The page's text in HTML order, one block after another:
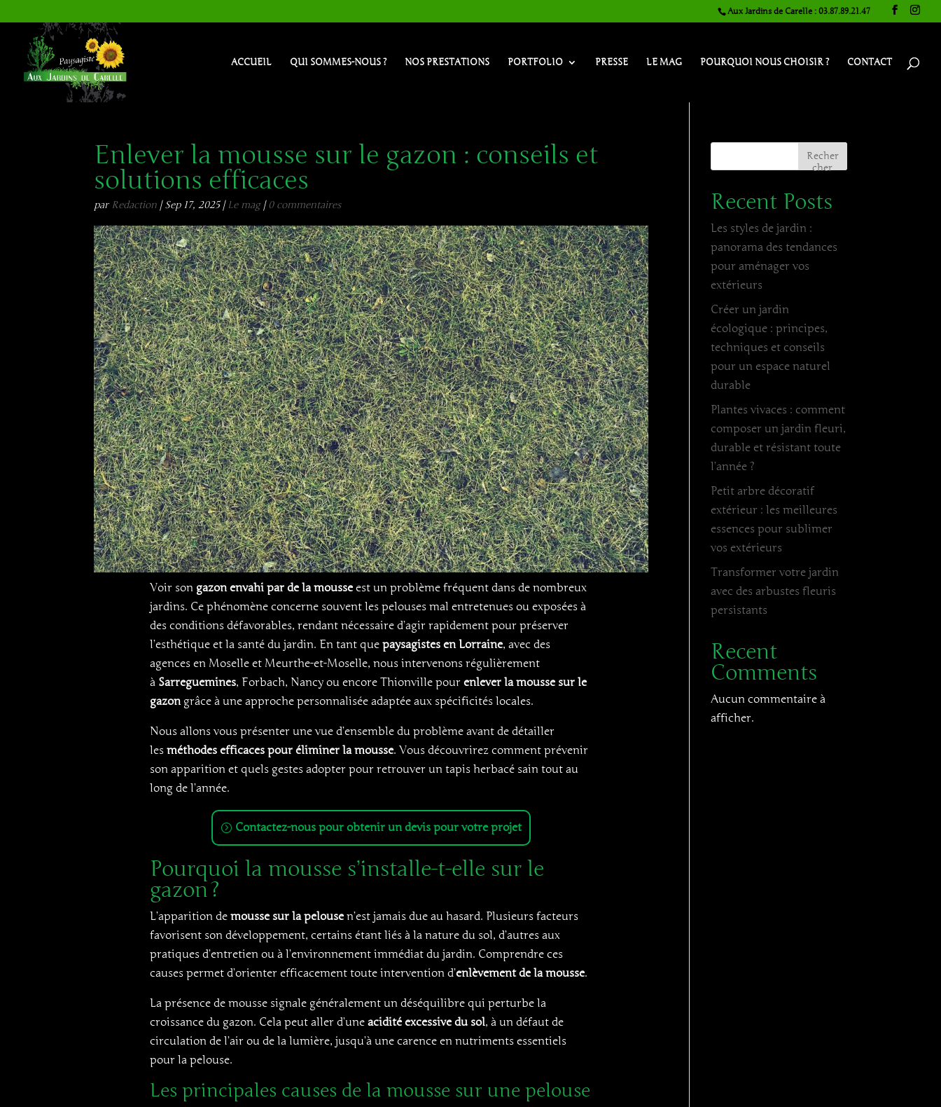
Aux Jardins de Carelle : 03.87.89.21.47
ACCUEIL QUI SOMMES-NOUS ? NOS PRESTATIONS PORTFOLIO PRESSE LE MAG POURQUOI NOUS CHOISIR ? CONTACT
Enlever la mousse sur le gazon : conseils et
solutions efficaces
par Redaction |Sep 17, 2025| Le mag|0 commentaires
Voir son gazon envahi par de la mousseest un problème fréquent dans de nombreux
jardins. Ce phénomène concerne souvent les pelouses mal entretenues ou exposées à
des conditions défavorables, rendant nécessaire d’agir rapidement pour préserver
l’esthétique et la santé du jardin. En tant que paysagistes en Lorraine, avec des
agences en Moselle et Meurthe-et-Moselle, nous intervenons régulièrement
à Sarreguemines, Forbach, Nancy ou encore Thionville pour enlever la mousse sur le
gazongrâce à une approche personnalisée adaptée aux spécificités locales.
Nous allons vous présenter une vue d’ensemble du problème avant de détailler
les méthodes efficaces pour éliminer la mousse. Vous découvrirez comment prévenir
son apparition et quels gestes adopter pour retrouver un tapis herbacé sain tout au
long de l’année.
Contactez-nous pour obtenir un devis pour votre projet
Pourquoi la mousse s’installe-t-elle sur le
gazon ?
L’apparition de mousse sur la pelousen’est jamais due au hasard. Plusieurs facteurs
favorisent son développement, certains étant liés à la nature du sol, d’autres aux
pratiques d’entretien ou à l’environnement immédiat du jardin. Comprendre ces
causes permet d’orienter efficacement toute intervention d’enlèvement de la mousse.
La présence de mousse signale généralement un déséquilibre qui perturbe la
croissance du gazon. Cela peut aller d’une acidité excessive du sol, à un défaut de
circulation de l’air ou de la lumière, jusqu’à une carence en nutriments essentiels
pour la pelouse.
Les principales causes de la mousse sur une pelouse
Recher
cher
Recent Posts
Les styles de jardin :
panorama des tendances
pour aménager vos
extérieurs
Créer un jardin
écologique : principes,
techniques et conseils
pour un espace naturel
durable
Plantes vivaces : comment
composer un jardin fleuri,
durable et résistant toute
l’année ?
Petit arbre décoratif
extérieur : les meilleures
essences pour sublimer
vos extérieurs
Transformer votre jardin
avec des arbustes fleuris
persistants
Recent
Comments
Aucun commentaire à
afficher.